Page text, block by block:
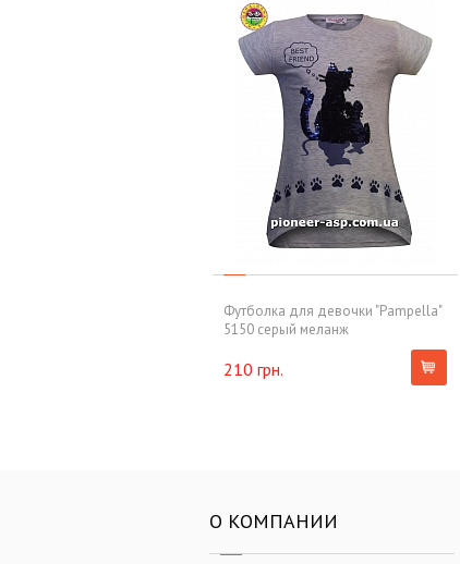
Футболка для девочки "Pampella"
5150 серый меланж
210 грн.
О КОМПАНИИ